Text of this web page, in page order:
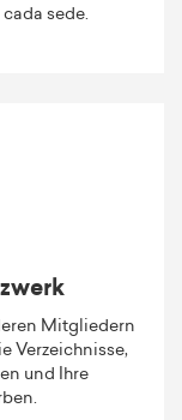
sede.
Mitgliedern
Verzeichnisse,
und Ihre